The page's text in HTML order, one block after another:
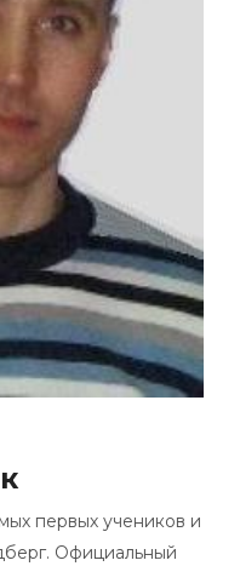
первых учеников и
Официальный